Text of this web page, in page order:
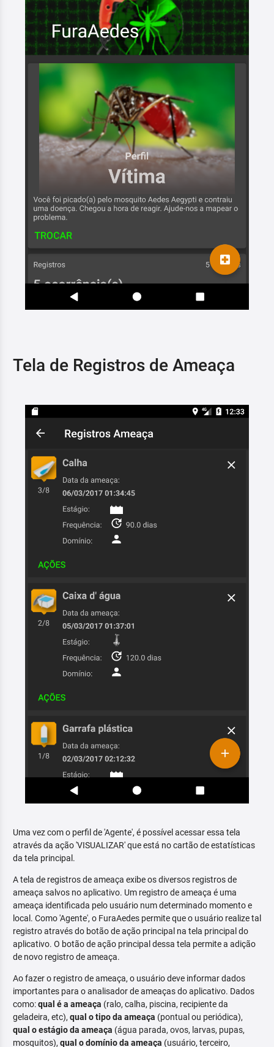
Tela de Registros de Ameaça
Uma vez com o perfil de 'Agente', é possível acessar essa tela
através da ação 'VISUALIZAR' que está no cartão de estatísticas
da tela principal.
A tela de registros de ameaça exibe os diversos registros de
ameaça salvos no aplicativo. Um registro de ameaça é uma
ameaça identificada pelo usuário num determinado momento e
local. Como 'Agente', o FuraAedes permite que o usuário realize tal
registro através do botão de ação principal na tela principal do
aplicativo. O botão de ação principal dessa tela permite a adição
de novo registro de ameaça.
Ao fazer o registro de ameaça, o usuário deve informar dados
importantes para o analisador de ameaças do aplicativo. Dados
como:qual é a ameaça (ralo, calha, piscina, recipiente da
geladeira, etc), qual o tipo da ameaça (pontual ou periódica),
qual o estágio da ameaça (água parada, ovos, larvas, pupas,
mosquitos), qual o domínio da ameaça (usuário, terceiro,